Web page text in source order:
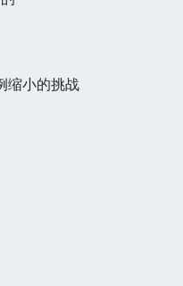
缩小的挑战